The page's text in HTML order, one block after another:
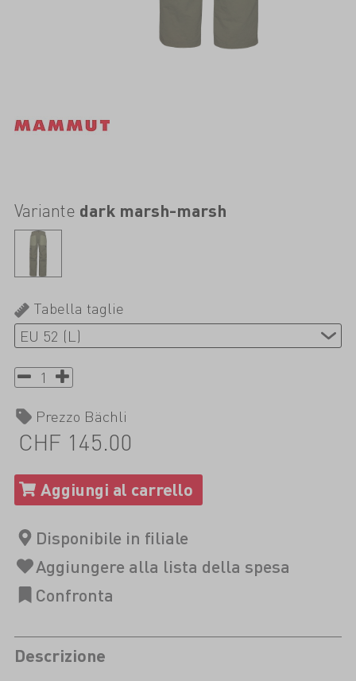
Variante dark marsh-marsh
Tabella taglie
Prezzo Bächli
CHF 145.00
Descrizione